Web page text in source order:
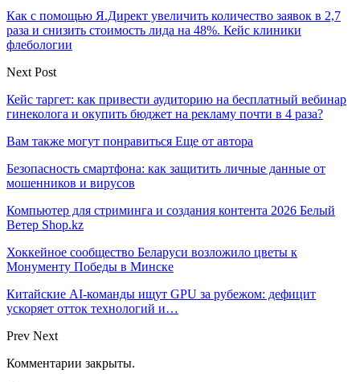
Как с помощью Я.Директ увеличить количество заявок в 2,7
раза и снизить стоимость лида на 48%. Кейс клиники
флебологии
Next Post
Кейс таргет: как привести аудиторию на бесплатный вебинар
гинеколога и окупить бюджет на рекламу почти в 4 раза?
Вам также могут понравиться Еще от автора
Безопасность смартфона: как защитить личные данные от
мошенников и вирусов
Компьютер для стриминга и создания контента 2026 Белый
Ветер Shop.kz
Хоккейное сообщество Беларуси возложило цветы к
Монументу Победы в Минске
Китайские AI-команды ищут GPU за рубежом: дефицит
ускоряет отток технологий и…
Prev Next
Комментарии закрыты.